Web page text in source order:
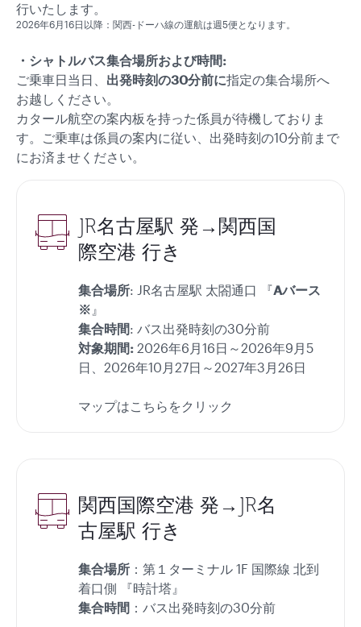
行いたします。
2026年6月16日以降：関西-ドーハ線の運航は週5便となります。
・シャトルバス集合場所および時間:
ご乗車日当日、 出発時刻の30分前に指定の集合場所へ
お越しください。
カタール航空の案内板を持った係員が待機しておりま
す。ご乗車は係員の案内に従い、出発時刻の10分前まで
にお済ませください。
JR名古屋駅 発→関西国
際空港 行き
集合場所: JR名古屋駅 太閤通口 『Aバース
※ 』
集合時間: バス出発時刻の30分前
対象期間: 2026年6月16日～2026年9月5
日、2026年10月27日～2027年3月26日
マップはこちらをクリック
関西国際空港 発→JR名
古屋駅 行き
集合場所 ：第１ターミナル 1F 国際線 北到
着口側 『時計塔』
集合時間 ：バス出発時刻の30分前